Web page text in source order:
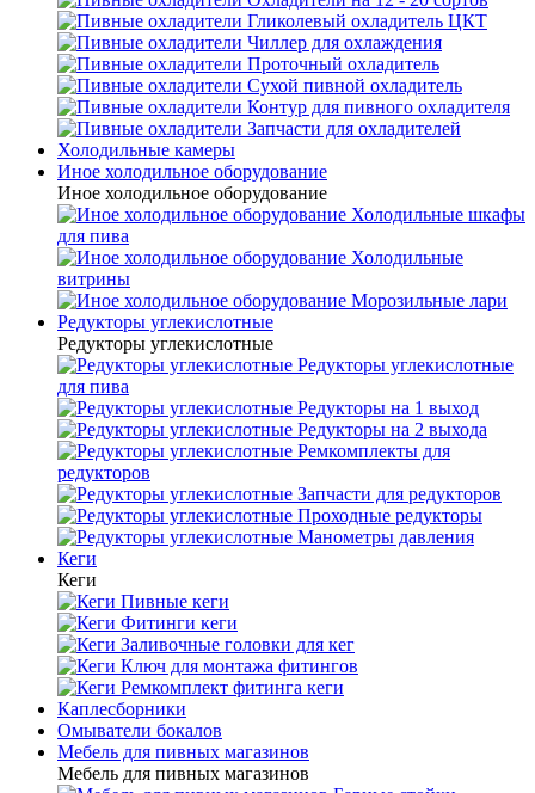
Гликолевый охладитель ЦКТ
Чиллер для охлаждения
Проточный охладитель
Сухой пивной охладитель
Контур для пивного охладителя
Запчасти для охладителей
Холодильные камеры
Иное холодильное оборудование
Иное холодильное оборудование
Холодильные шкафы
для пива
Холодильные
витрины
Морозильные лари
Редукторы углекислотные
Редукторы углекислотные
Редукторы углекислотные
для пива
Редукторы на 1 выход
Редукторы на 2 выхода
Ремкомплекты для
редукторов
Запчасти для редукторов
Проходные редукторы
Манометры давления
Кеги
Кеги
Пивные кеги
Фитинги кеги
Заливочные головки для кег
Ключ для монтажа фитингов
Ремкомплект фитинга кеги
Каплесборники
Омыватели бокалов
Мебель для пивных магазинов
Мебель для пивных магазинов